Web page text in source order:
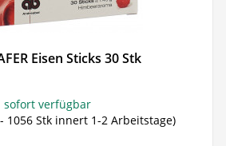
Eisen Sticks 30 Stk
sofort verfügbar
1056 Stk innert 1-2 Arbeitstage)